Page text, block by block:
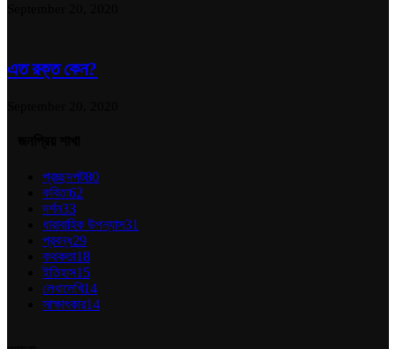
এত রক্ত কেন?
প্রচ্ছদপট80
কবিতা62
দর্শন33
ধারাবাহিক উপন্যাস31
প্রবন্ধ29
কথকতা18
ইতিহাস15
লেখালেখি14
সাক্ষাৎকার14